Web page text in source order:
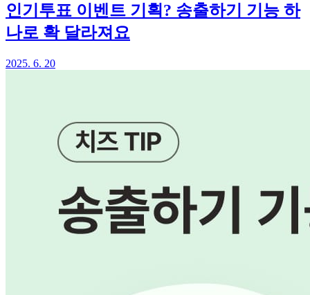
인기투표 이벤트 기획? 송출하기 기능 하
나로 확 달라져요
2025. 6. 20